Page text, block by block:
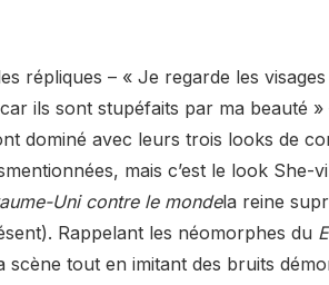
répliques – « Je regarde les visages
ils sont stupéfaits par ma beauté »
dominé avec leurs trois looks de
mais c’est le look She-
Uni contre le mondela reine
Rappelant les néomorphes du
tout en imitant des bruits